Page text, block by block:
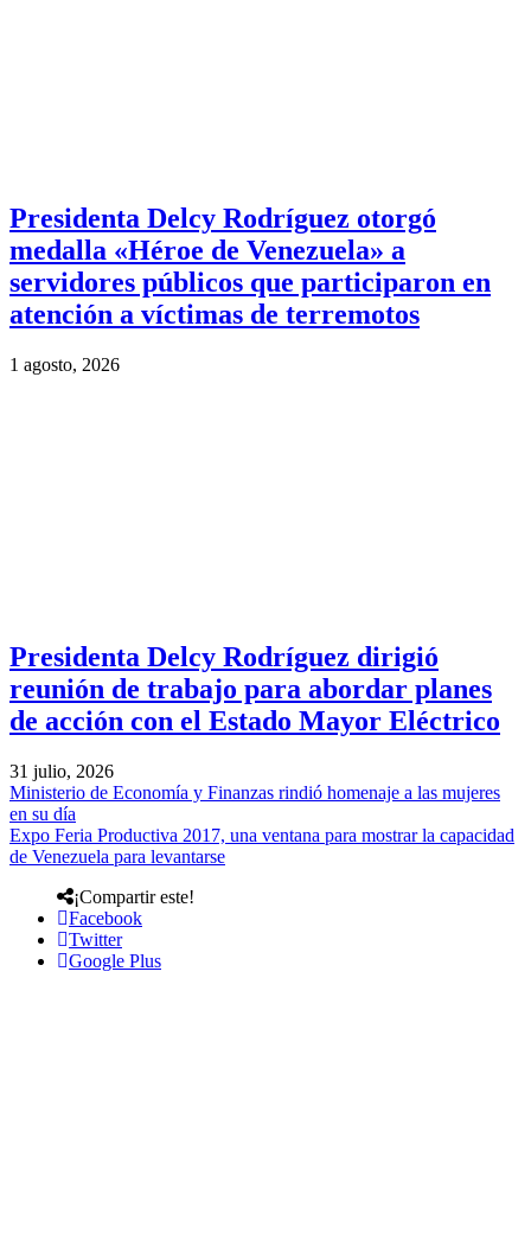
Presidenta Delcy Rodríguez otorgó
medalla «Héroe de Venezuela» a
servidores públicos que participaron en
atención a víctimas de terremotos
1 agosto, 2026
Presidenta Delcy Rodríguez dirigió
reunión de trabajo para abordar planes
de acción con el Estado Mayor Eléctrico
31 julio, 2026
Ministerio de Economía y Finanzas rindió homenaje a las mujeres
en su día
Expo Feria Productiva 2017, una ventana para mostrar la capacidad
de Venezuela para levantarse
¡Compartir este!
Facebook
Twitter
Google Plus